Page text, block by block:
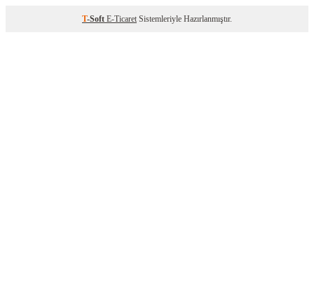
T-Soft E-Ticaret Sistemleriyle Hazırlanmıştır.